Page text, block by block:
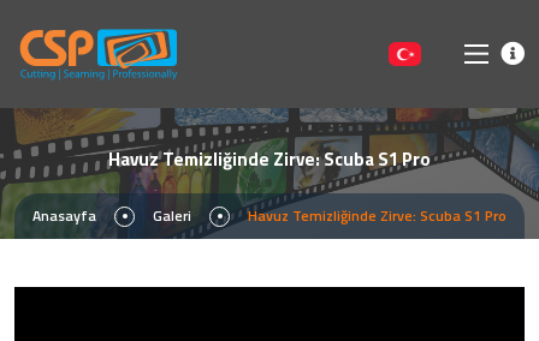
Havuz Temizliğinde Zirve: Scuba S1 Pro
Anasayfa Galeri Havuz Temizliğinde Zirve: Scuba S1 Pro